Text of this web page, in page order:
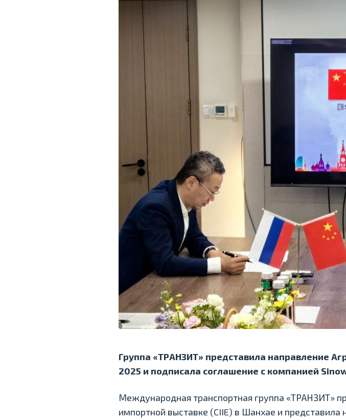
Группа «ТРАНЗИТ» представила направление
2025 и подписала соглашение с компанией
Международная транспортная группа «ТРАНЗИТ»
импортной выставке (CIIE) в Шанхае и